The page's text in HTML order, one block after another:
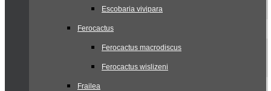
Escobaria vivipara
Ferocactus
Ferocactus macrodiscus
Ferocactus wislizeni
Frailea